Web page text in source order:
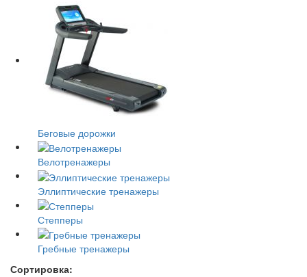
Беговые дорожки
Велотренажеры
Эллиптические тренажеры
Степперы
Гребные тренажеры
Сортировка: